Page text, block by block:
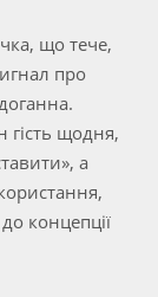
що тече,
про
гість щодня,
а
концепції